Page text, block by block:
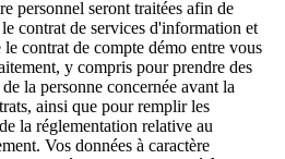
personnel seront traitées afin de
contrat de services d'information et
contrat de compte démo entre vous
y compris pour prendre des
la personne concernée avant la
ainsi que pour remplir les
la réglementation relative au
Vos données à caractère